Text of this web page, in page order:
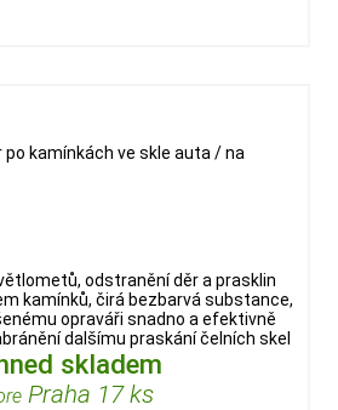
po kamínkách ve skle auta / na
odstranění děr a prasklin
kamínků, čirá bezbarvá substance,
opraváři snadno a efektivně
dalšímu praskání čelních skel
skladem
Praha 17 ks